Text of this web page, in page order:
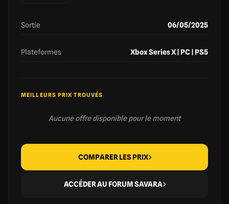
Sortie 06/05/2025
Plateformes Xbox Series X | PC | PS5
MEILLEURS PRIX TROUVÉS
Aucune offre disponible pour le moment
COMPARER LES PRIX
ACCÉDER AU FORUM SAVARA